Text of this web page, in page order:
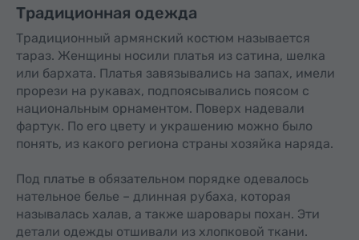
Традиционная одежда
Традиционный армянский костюм называется
тараз. Женщины носили платья из сатина, шелка
или бархата. Платья завязывались на запах, имели
прорези на рукавах, подпоясывались поясом с
национальным орнаментом. Поверх надевали
фартук. По его цвету и украшению можно было
понять, из какого региона страны хозяйка наряда.
Под платье в обязательном порядке одевалось
нательное белье – длинная рубаха, которая
называлась халав, а также шаровары похан. Эти
детали одежды отшивали из хлопковой ткани.